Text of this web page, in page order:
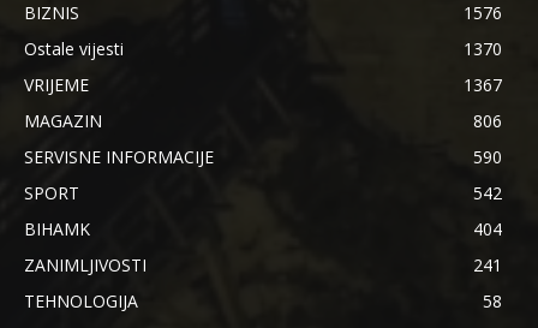
BIZNIS
1576
Ostale vijesti
1370
VRIJEME
1367
MAGAZIN
806
SERVISNE INFORMACIJE
590
SPORT
542
BIHAMK
404
ZANIMLJIVOSTI
241
TEHNOLOGIJA
58